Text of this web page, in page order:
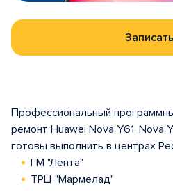
Профессиональный
ремонт Huawei Nova Y61, Nova
готовы выполнить в центрах
ГМ "Лента"
ТРЦ "Мармелад"